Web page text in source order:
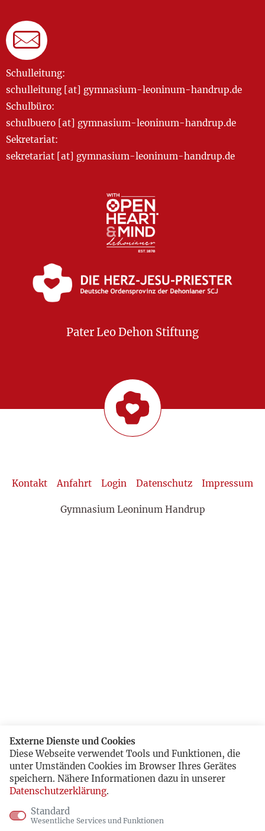
Schulleitung:
schulleitung [at] gymnasium-leoninum-handrup.de
Schulbüro:
schulbuero [at] gymnasium-leoninum-handrup.de
Sekretariat:
sekretariat [at] gymnasium-leoninum-handrup.de
Pater Leo Dehon Stiftung
Kontakt Anfahrt Login Datenschutz Impressum
Gymnasium Leoninum Handrup
Externe Dienste und Cookies
Diese Webseite verwendet Tools und Funktionen, die
unter Umständen Cookies im Browser Ihres Gerätes
speichern. Nähere Informationen dazu in unserer
Datenschutzerklärung.
Standard
Wesentliche Services und Funktionen